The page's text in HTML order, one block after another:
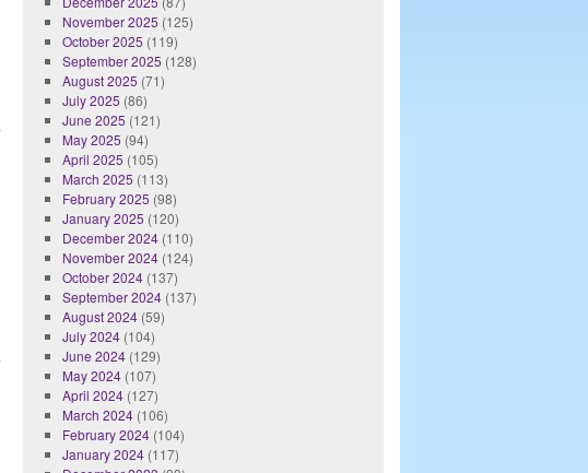
November 2025 (125)
October 2025 (119)
September 2025 (128)
August 2025 (71)
July 2025 (86)
June 2025 (121)
May 2025 (94)
April 2025 (105)
March 2025 (113)
February 2025 (98)
January 2025 (120)
December 2024(110)
November 2024(124)
October 2024(137)
September 2024(137)
August 2024(59)
July 2024(104)
June 2024(129)
May 2024(107)
April 2024(127)
March 2024(106)
February 2024(104)
January 2024(117)